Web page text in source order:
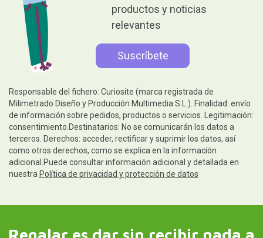
productos y noticias
relevantes
Responsable del fichero: Curiosite (marca registrada de
Milimetrado Diseño y Producción Multimedia S.L.). Finalidad: envío
de información sobre pedidos, productos o servicios. Legitimación:
consentimiento.Destinatarios: No se comunicarán los datos a
terceros. Derechos: acceder, rectificar y suprimir los datos, así
como otros derechos, como se explica en la información
adicional.Puede consultar información adicional y detallada en
nuestra Política de privacidad y protección de datos
Regalar es dar sin recibir nada a